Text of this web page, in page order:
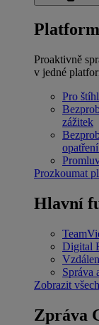
Proaktivně
v jedné
Pro
zážitek
Prozkoumat
Hlavní
Digital
Správa
Zobrazit
Zpráva